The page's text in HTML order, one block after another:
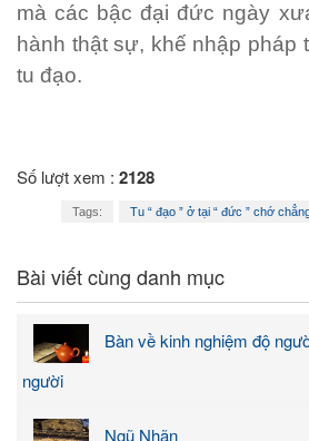
mà các bậc đại đức ngày
hành thật sự, khế nhập pháp
tu đạo.
Số lượt xem : 2128
Tags: Tu “ đạo ” ở tại “ đức ” chớ
Bài viết cùng danh mục
Bàn về kinh nghiệm độ
người
Ngũ Nhãn